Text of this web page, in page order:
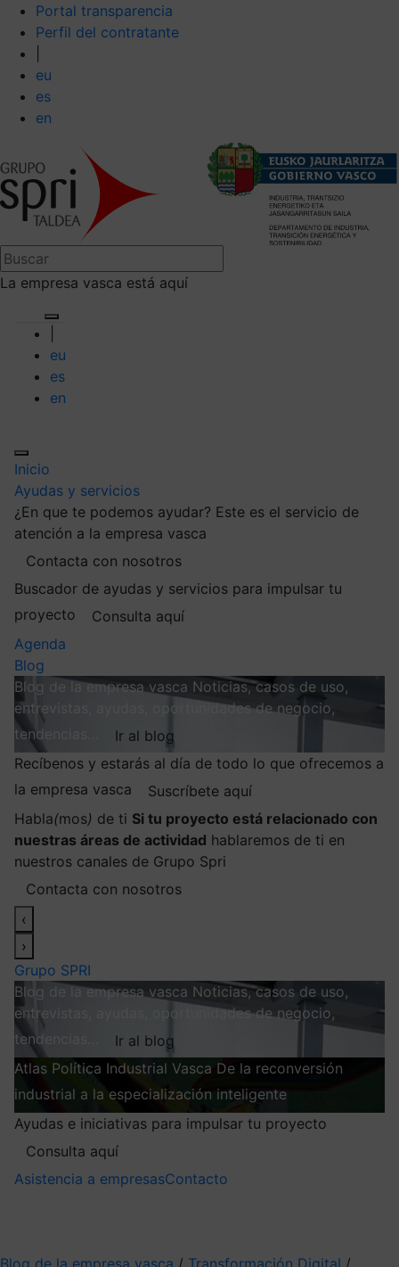
Portal transparencia
Perfil del contratante
eu
es
en
La empresa vasca está aquí
eu
es
en
Inicio
Ayudas y servicios
¿En que te podemos ayudar? Este es el servicio de
atención a la empresa vasca
Contacta con nosotros
Buscador de ayudas y servicios para impulsar tu
proyecto
Consulta aquí
Agenda
Blog
Blog de la empresa vasca Noticias, casos de uso,
entrevistas, ayudas, oportunidades de negocio,
tendencias…
Ir al blog
Recíbenos y estarás al día de todo lo que ofrecemos a
la empresa vasca
Suscríbete aquí
Habla(mos) de ti Si tu proyecto está relacionado con
nuestras áreas de actividad hablaremos de ti en
nuestros canales de Grupo Spri
Contacta con nosotros
‹
›
Grupo SPRI
Blog de la empresa vasca Noticias, casos de uso,
entrevistas, ayudas, oportunidades de negocio,
tendencias…
Ir al blog
Atlas Política Industrial Vasca De la reconversión
industrial a la especialización inteligente
Ayudas e iniciativas para impulsar tu proyecto
Consulta aquí
Asistencia a empresasContacto
Blog de la empresa vasca / Transformación Digital /